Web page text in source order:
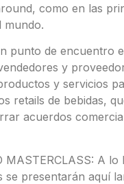
como en las
mundo.
punto de encuentro
y
y servicios
retails de bebidas,
acuerdos
MASTERCLASS: A lo
se presentarán aquí